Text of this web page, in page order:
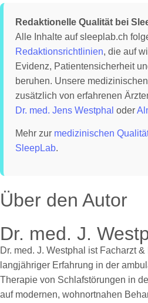
Redaktionelle Qualität bei
Alle Inhalte auf sleeplab.ch
Redaktionsrichtlinien, die auf
Evidenz, Patientensicherheit
beruhen. Unsere
zusätzlich von erfahrenen
Dr. med. Jens Westphal oder
Mehr zur medizinischen
SleepLab.
Über den Autor
Dr. med. J.
Dr. med. J. Westphal ist Facharzt
langjähriger Erfahrung in der
Therapie von Schlafstörungen in
auf modernen, wohnortnahen